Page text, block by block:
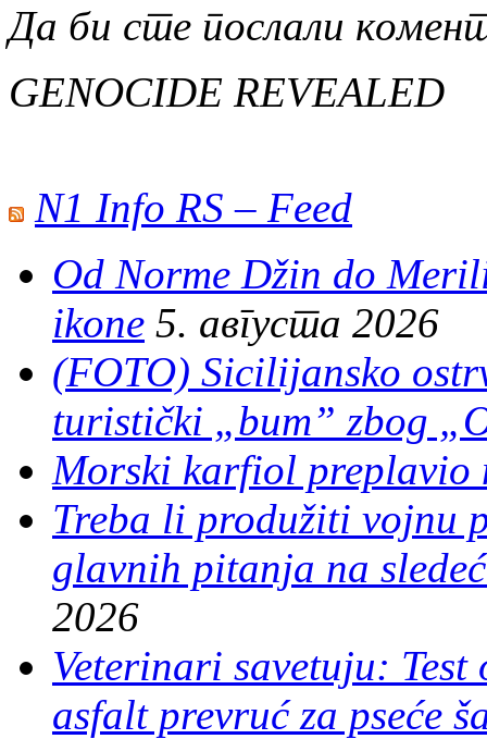
Да би сте послали
GENOCIDE REVEALED
N1 Info RS – Feed
Od Norme Džin do
ikone 5. августа 2026
(FOTO) Sicilijansko
turistički „bum” zbog
Morski karfiol preplavio
Treba li produžiti vojnu
glavnih pitanja na
2026
Veterinari savetuju:
asfalt prevruć za pseće